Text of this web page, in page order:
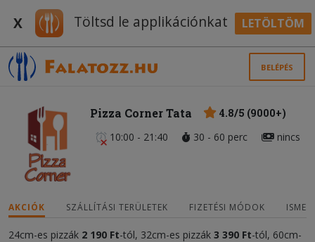
X Töltsd le applikációnkat LETÖLTÖM
BELÉPÉS
Pizza Corner Tata
4.8/5 (9000+)
10:00 - 21:40
30 - 60 perc nincs
AKCIÓK SZÁLLÍTÁSI TERÜLETEK FIZETÉSI MÓDOK
24cm-es pizzák 2 190 Ft-tól, 32cm-es pizzák 3 390 Ft-tól, 60cm-